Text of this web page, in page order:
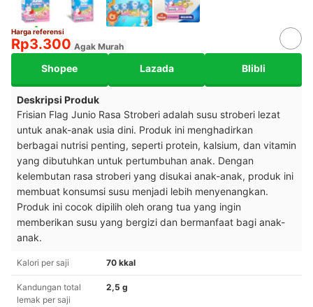
Harga referensi
Rp3.300 Agak Murah
Shopee Lazada Blibli
Deskripsi Produk
Frisian Flag Junio Rasa Stroberi adalah susu stroberi lezat
untuk anak-anak usia dini. Produk ini menghadirkan
berbagai nutrisi penting, seperti protein, kalsium, dan vitamin
yang dibutuhkan untuk pertumbuhan anak. Dengan
kelembutan rasa stroberi yang disukai anak-anak, produk ini
membuat konsumsi susu menjadi lebih menyenangkan.
Produk ini cocok dipilih oleh orang tua yang ingin
memberikan susu yang bergizi dan bermanfaat bagi anak-
anak.
Kalori per saji 70 kkal
Kandungan total
lemak per saji
2,5 g